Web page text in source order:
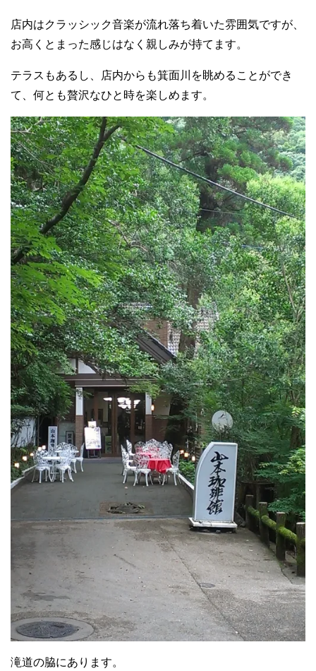
店内はクラッシック音楽が流れ落ち着いた雰囲気ですが、
お高くとまった感じはなく親しみが持てます。
テラスもあるし、店内からも箕面川を眺めることができ
て、何とも贅沢なひと時を楽しめます。
滝道の脇にあります。